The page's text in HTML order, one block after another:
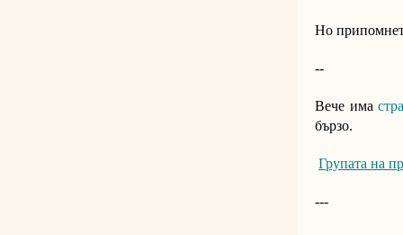
Но
--
Вече има
бързо.
Групата на
---